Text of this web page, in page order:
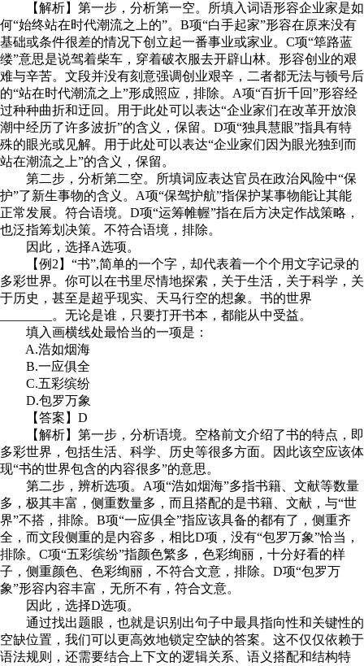
【解析】第一步，分析第一空。所填入词语形容企业家是如
何“始终站在时代潮流之上的”。B项“白手起家”形容在原来没有
基础或条件很差的情况下创立起一番事业或家业。C项“筚路蓝
缕”意思是说驾着柴车，穿着破衣服去开辟山林。形容创业的艰
难与辛苦。文段并没有刻意强调创业艰辛，二者都无法与顿号后
的“站在时代潮流之上”形成照应，排除。A项“百折千回”形容经
过种种曲折和迂回。用于此处可以表达“企业家们在改革开放浪
潮中经历了许多波折”的含义，保留。D项“独具慧眼”指具有特
殊的眼光或见解。用于此处可以表达“企业家们因为眼光独到而
站在潮流之上”的含义，保留。
第二步，分析第二空。所填词应表达官员在政治风险中“保
护”了新生事物的含义。A项“保驾护航”指保护某事物能让其能
正常发展。符合语境。D项“运筹帷幄”指在后方决定作战策略，
也泛指筹划决策。不符合语境，排除。
因此，选择A选项。
【例2】“书”,简单的一个字，却代表着一个个用文字记录的
多彩世界。你可以在书里尽情地探索，关于生活，关于科学，关
于历史，甚至是超乎现实、天马行空的想象。书的世界
________。无论是谁，只要打开书本，都能从中受益。
填入画横线处最恰当的一项是：
A.浩如烟海
B.一应俱全
C.五彩缤纷
D.包罗万象
【答案】D
【解析】第一步，分析语境。空格前文介绍了书的特点，即
多彩世界，包括生活、科学、历史等很多方面。因此该空应该体
现“书的世界包含的内容很多”的意思。
第二步，辨析选项。A项“浩如烟海”多指书籍、文献等数量
多，极其丰富，侧重数量多，而且搭配的是书籍、文献，与“世
界”不搭，排除。B项“一应俱全”指应该具备的都有了，侧重齐
全，而文段侧重的是内容多，相比D项，没有“包罗万象”恰当，
排除。C项“五彩缤纷”指颜色繁多，色彩绚丽，十分好看的样
子，侧重颜色、色彩绚丽，不符合文意，排除。D项“包罗万
象”形容内容丰富，无所不有，符合文意。
因此，选择D选项。
通过找出题眼，也就是识别出句子中最具指向性和关键性的
空缺位置，我们可以更高效地锁定空缺的答案。这不仅仅依赖于
语法规则，还需要结合上下文的逻辑关系、语义搭配和结构特